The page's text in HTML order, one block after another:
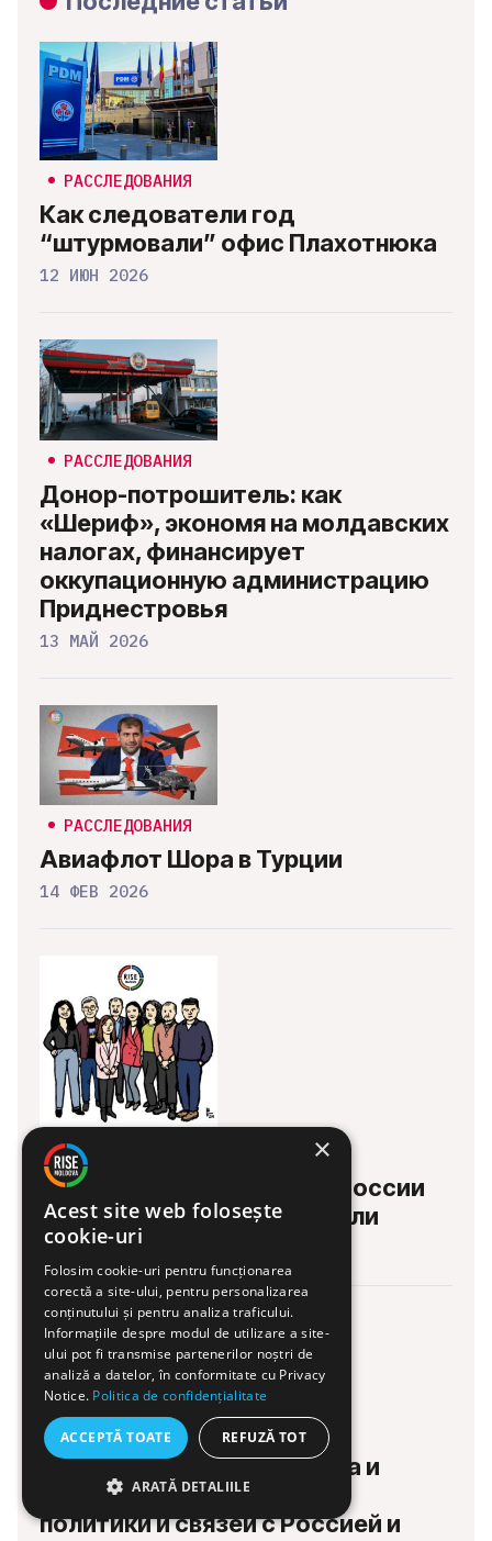
РАССЛЕДОВАНИЯ
Как следователи год
“штурмовали” офис Плахотнюка
12 ИЮН 2026
РАССЛЕДОВАНИЯ
Донор-потрошитель: как
«Шериф», экономя на молдавских
налогах, финансирует
оккупационную администрацию
Приднестровья
13 МАЙ 2026
РАССЛЕДОВАНИЯ
Авиафлот Шора в Турции
14 ФЕВ 2026
РАССЛЕДОВАНИЯ
RISE Moldova объявили в России
нежелательной и запретили
12 ФЕВ 2026
РАССЛЕДОВАНИЯ
Виктор Петров: от бизнеса и
благотворительности до
политики и связей с Россией и
×
Acest site web folosește
cookie-uri
Folosim cookie-uri pentru funcționarea
corectă a site-ului, pentru personalizarea
conținutului și pentru analiza traficului.
Informațiile despre modul de utilizare a site-
ului pot fi transmise partenerilor noștri de
analiză a datelor, în conformitate cu Privacy
Notice. Politica de confidențialitate
ACCEPTĂ TOATE REFUZĂ TOT
ARATĂ DETALIILE